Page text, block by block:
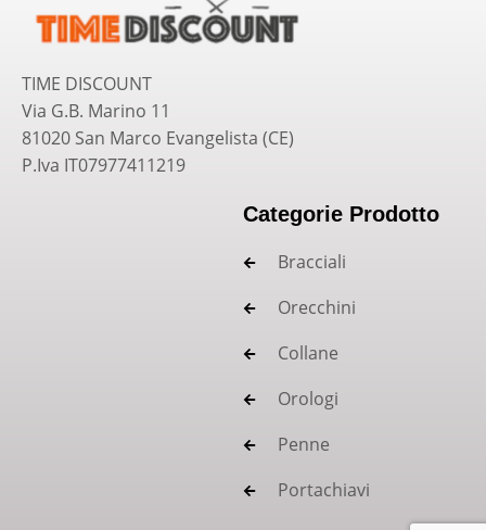
TIME DISCOUNT
Via G.B. Marino 11
81020 San Marco Evangelista (CE)
P.Iva IT07977411219
Categorie Prodotto
Bracciali
Orecchini
Collane
Orologi
Penne
Portachiavi